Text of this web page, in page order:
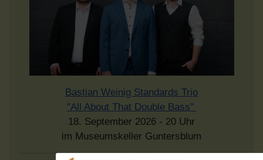
Bastian Weinig Standards Trio
"All About That Double Bass"
18. September 2026 - 20 Uhr
im Museumskeller Guntersblum